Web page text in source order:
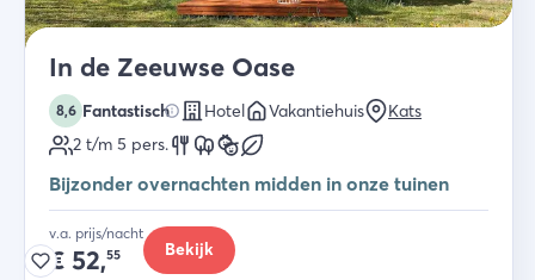
In de Zeeuwse Oase
8,6 Fantastisch Hotel Vakantiehuis
Kats
2 t/m 5 pers.
Bijzonder overnachten midden in onze tuinen
v.a. prijs/nacht
€ 52,55 Bekijk